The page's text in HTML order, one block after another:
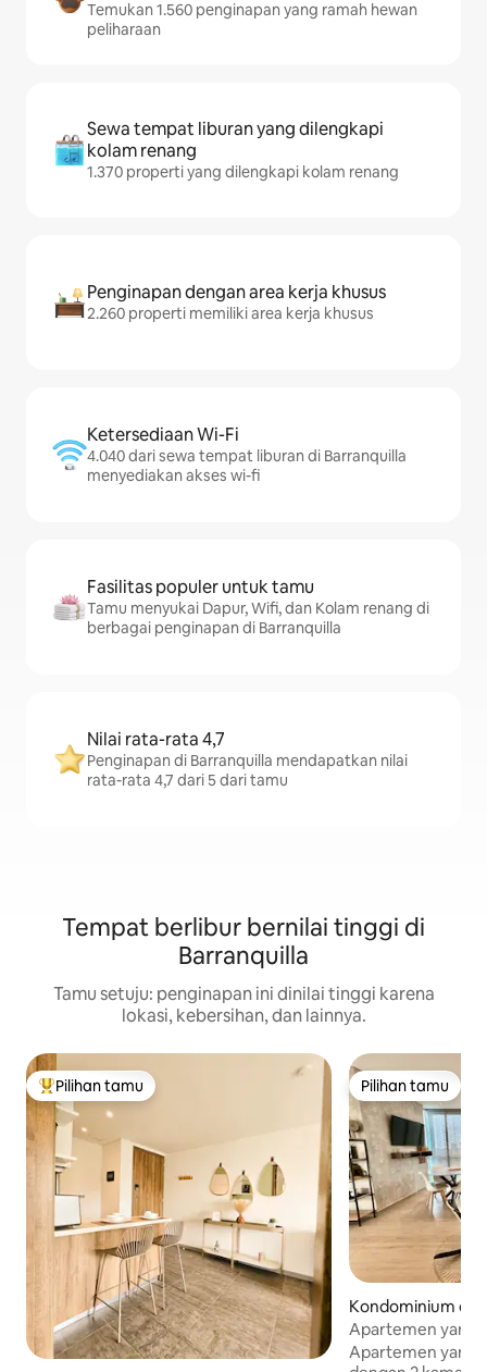
Temukan 1.560 penginapan yang ramah hewan
peliharaan
Sewa tempat liburan yang dilengkapi
kolam renang
1.370 properti yang dilengkapi kolam renang
Penginapan dengan area kerja khusus
2.260 properti memiliki area kerja khusus
Ketersediaan Wi-Fi
4.040 dari sewa tempat liburan di Barranquilla
menyediakan akses wi-fi
Fasilitas populer untuk tamu
Tamu menyukai Dapur, Wifi, dan Kolam renang di
berbagai penginapan di Barranquilla
Nilai rata-rata 4,7
Penginapan di Barranquilla mendapatkan nilai
rata-rata 4,7 dari 5 dari tamu
Tempat berlibur bernilai tinggi di
Barranquilla
Tamu setuju: penginapan ini dinilai tinggi karena
lokasi, kebersihan, dan lainnya.
Pilihan tamu terpopuler
Pilihan tamu Pilihan tamu
Pilihan tamu
Kondominium di
a
Apartemen yang
90
Apartemen yang